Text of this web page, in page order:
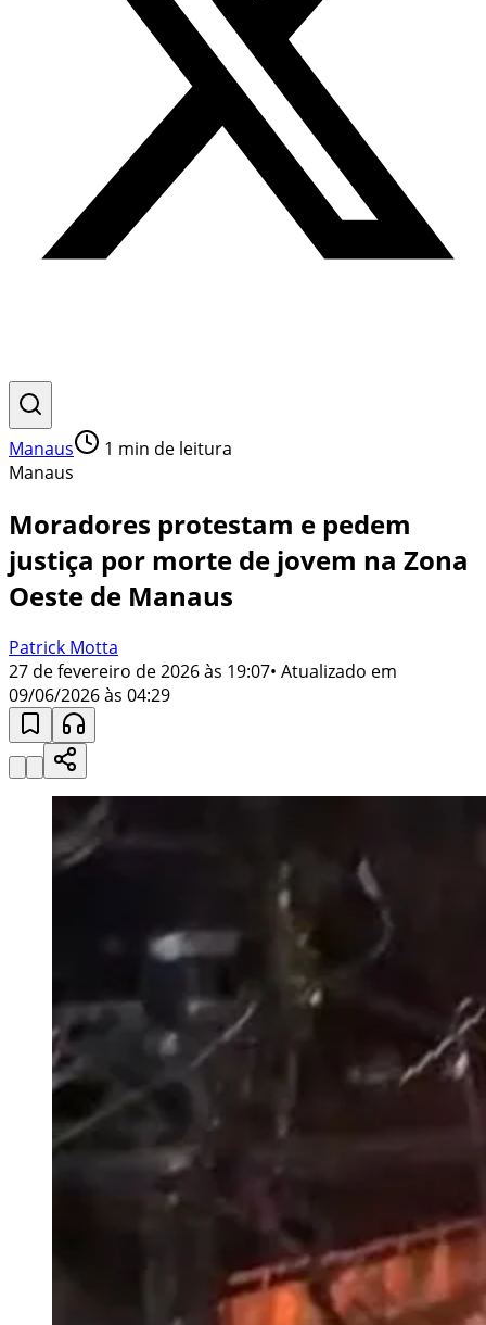
Manaus 1 min de leitura
Manaus
Moradores protestam e pedem
justiça por morte de jovem na Zona
Oeste de Manaus
Patrick Motta
27 de fevereiro de 2026 às 19:07• Atualizado em
09/06/2026 às 04:29